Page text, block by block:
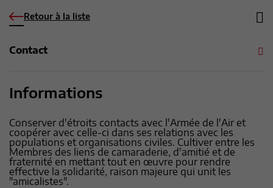
Retour à la liste
Contact
Informations
Conserver d'étroits contacts avec l'Armée de l'Air et
coopérer avec celle-ci dans ses relations avec les
populations et organisations civiles. Cultiver entre les
Membres des liens de camaraderie, d'amitié et de
fraternité en mettant tout en œuvre pour rendre
effective la solidarité, raison majeure qui unit les
"amicalistes".